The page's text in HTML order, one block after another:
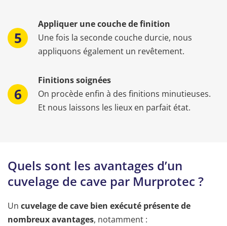
Appliquer une couche de finition
Une fois la seconde couche durcie, nous
appliquons également un revêtement.
Finitions soignées
On procède enfin à des finitions minutieuses.
Et nous laissons les lieux en parfait état.
Quels sont les avantages d’un
cuvelage de cave par Murprotec ?
Un cuvelage de cave bien exécuté présente de
nombreux avantages, notamment :